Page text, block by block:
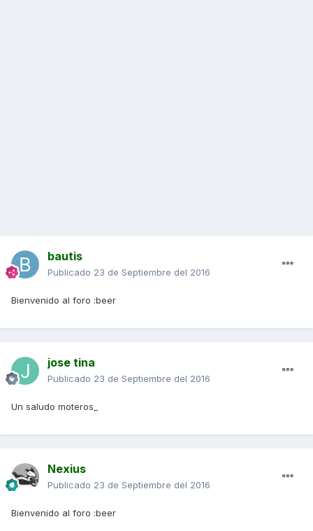
bautis
Publicado 23 de Septiembre del 2016
Bienvenido al foro :beer
jose tina
Publicado 23 de Septiembre del 2016
Un saludo moteros_
Nexius
Publicado 23 de Septiembre del 2016
Bienvenido al foro :beer